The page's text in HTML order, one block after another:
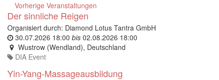
Vorherige Veranstaltungen
Der sinnliche Reigen
Organisiert durch: Diamond Lotus Tantra GmbH
30.07.2026 18:00 bis 02.08.2026 18:00
Wustrow (Wendland), Deutschland
DIA Event
Yin-Yang-Massageausbildung